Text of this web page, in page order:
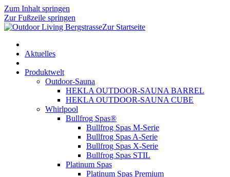
Zum Inhalt springen
Zur Fußzeile springen
Zur Startseite
Aktuelles
Produktwelt
Outdoor-Sauna
HEKLA OUTDOOR-SAUNA BARREL
HEKLA OUTDOOR-SAUNA CUBE
Whirlpool
Bullfrog Spas®
Bullfrog Spas M-Serie
Bullfrog Spas A-Serie
Bullfrog Spas X-Serie
Bullfrog Spas STIL
Platinum Spas
Platinum Spas Premium